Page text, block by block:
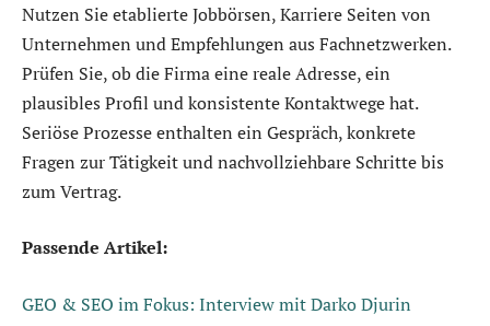
Nutzen Sie etablierte Jobbörsen, Karriere Seiten von
Unternehmen und Empfehlungen aus Fachnetzwerken.
Prüfen Sie, ob die Firma eine reale Adresse, ein
plausibles Profil und konsistente Kontaktwege hat.
Seriöse Prozesse enthalten ein Gespräch, konkrete
Fragen zur Tätigkeit und nachvollziehbare Schritte bis
zum Vertrag.
Passende Artikel:
GEO & SEO im Fokus: Interview mit Darko Djurin